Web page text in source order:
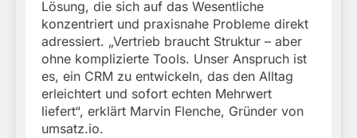
Lösung, die sich auf das Wesentliche
konzentriert und praxisnahe Probleme direkt
adressiert. „Vertrieb braucht Struktur – aber
ohne komplizierte Tools. Unser Anspruch ist
es, ein CRM zu entwickeln, das den Alltag
erleichtert und sofort echten Mehrwert
liefert“, erklärt Marvin Flenche, Gründer von
umsatz.io.